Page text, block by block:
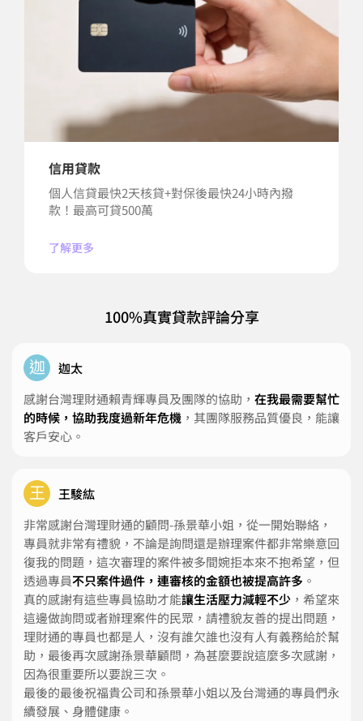
信用貸款
個人信貸最快2天核貸+對保後最快24小時內撥
款！最高可貸500萬
了解更多
100%真實貸款評論分享
迦
迦太
感謝台灣理財通賴青輝專員及團隊的協助， 在我最需要幫忙
的時候，協助我度過新年危機 ，其團隊服務品質優良，能讓
客戶安心。
王
王駿紘
非常感謝台灣理財通的顧問-孫景華小姐，從一開始聯絡，
專員就非常有禮貌，不論是詢問還是辦理案件都非常樂意回
復我的問題，這次審理的案件被多間婉拒本來不抱希望，但
透過專員不只案件過件，連審核的金額也被提高許多 。
真的感謝有這些專員協助才能讓生活壓力減輕不少 ，希望來
這邊做詢問或者辦理案件的民眾，請禮貌友善的提出問題，
理財通的專員也都是人，沒有誰欠誰也沒有人有義務給於幫
助，最後再次感謝孫景華顧問，為甚麼要說這麼多次感謝，
因為很重要所以要說三次。
最後的最後祝福貴公司和孫景華小姐以及台灣通的專員們永
續發展、身體健康。